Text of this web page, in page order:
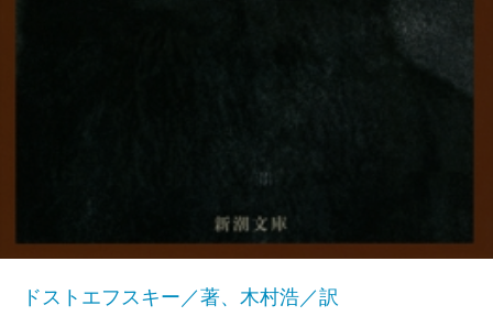
ドストエフスキー／著、木村浩／訳